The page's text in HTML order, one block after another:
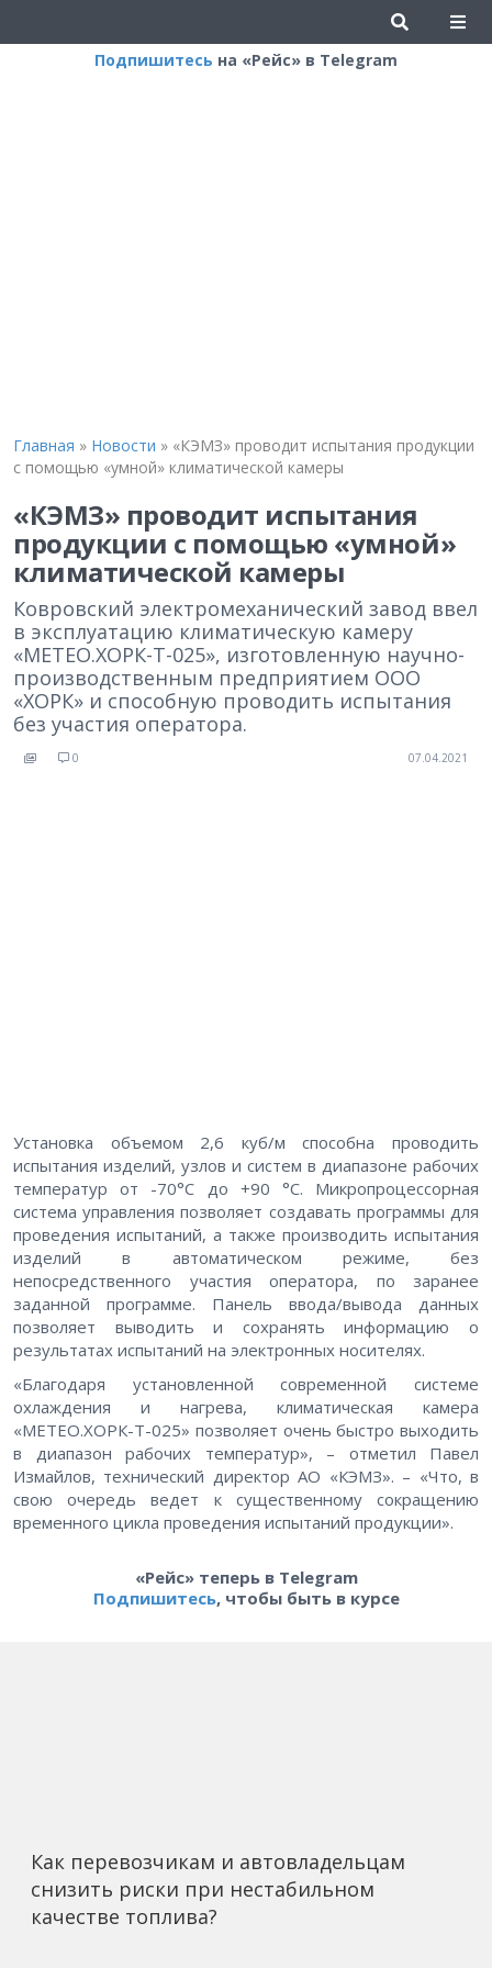
Подпишитесь на «Рейс» в Telegram
Главная » Новости » «КЭМЗ» проводит испытания продукции
с помощью «умной» климатической камеры
«КЭМЗ» проводит испытания
продукции с помощью «умной»
климатической камеры
Ковровский электромеханический завод ввел
в эксплуатацию климатическую камеру
«МЕТЕО.ХОРК-Т-025», изготовленную научно-
производственным предприятием ООО
«ХОРК» и способную проводить испытания
без участия оператора.
0 07.04.2021
Установка объемом 2,6 куб/м способна проводить
испытания изделий, узлов и систем в диапазоне рабочих
температур от -70°С до +90 °С. Микропроцессорная
система управления позволяет создавать программы для
проведения испытаний, а также производить испытания
изделий в автоматическом режиме, без
непосредственного участия оператора, по заранее
заданной программе. Панель ввода/вывода данных
позволяет выводить и сохранять информацию о
результатах испытаний на электронных носителях.
«Благодаря установленной современной системе
охлаждения и нагрева, климатическая камера
«МЕТЕО.ХОРК-Т-025» позволяет очень быстро выходить
в диапазон рабочих температур», – отметил Павел
Измайлов, технический директор АО «КЭМЗ». – «Что, в
свою очередь ведет к существенному сокращению
временного цикла проведения испытаний продукции».
«Рейс» теперь в Telegram
Подпишитесь, чтобы быть в курсе
Как перевозчикам и автовладельцам
снизить риски при нестабильном
качестве топлива?